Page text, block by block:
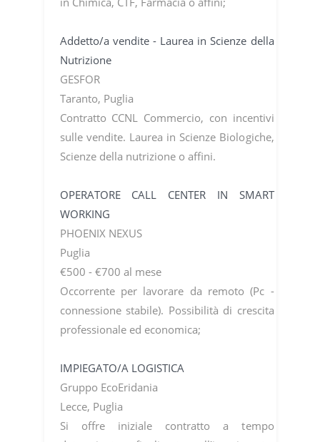
Addetto/a vendite - Laurea in Scienze della
Nutrizione
GESFOR
Taranto, Puglia
Contratto CCNL Commercio, con incentivi
sulle vendite. Laurea in Scienze Biologiche,
Scienze della nutrizione o affini.
OPERATORE CALL CENTER IN SMART
WORKING
PHOENIX NEXUS
Puglia
€500 - €700 al mese
Occorrente per lavorare da remoto (Pc -
connessione stabile). Possibilità di crescita
professionale ed economica;
IMPIEGATO/A LOGISTICA
Gruppo EcoEridania
Lecce, Puglia
Si offre iniziale contratto a tempo